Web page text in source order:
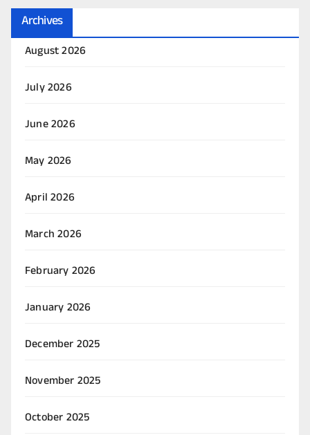
Archives
August 2026
July 2026
June 2026
May 2026
April 2026
March 2026
February 2026
January 2026
December 2025
November 2025
October 2025